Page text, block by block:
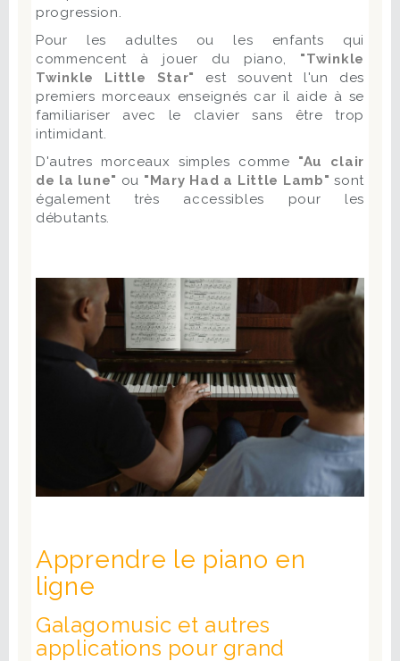
progression.
Pour les adultes ou les enfants qui
commencent à jouer du piano, "Twinkle
Twinkle Little Star"
est souvent l'un des
premiers morceaux enseignés car il aide à se
familiariser avec le clavier sans être trop
intimidant.
D'autres morceaux simples comme "Au clair
de la lune" ou "Mary Had a Little Lamb" sont
également très accessibles pour les
débutants.
Apprendre le piano en
ligne
Galagomusic et autres
applications pour grand